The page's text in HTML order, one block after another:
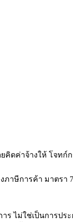
ดค่าจ้างให้ โจทก์
าษีการค้า มาตรา
ไม่ใช่เป็นการปร